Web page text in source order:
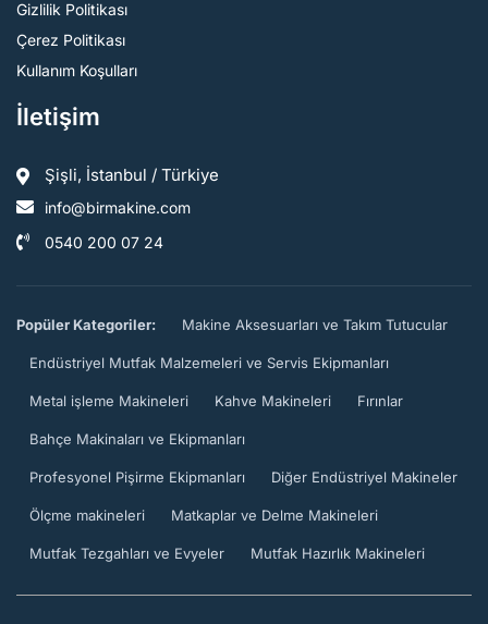
Gizlilik Politikası
Çerez Politikası
Kullanım Koşulları
İletişim
Şişli, İstanbul / Türkiye
info@birmakine.com
0540 200 07 24
Popüler Kategoriler: Makine Aksesuarları ve Takım Tutucular
Endüstriyel Mutfak Malzemeleri ve Servis Ekipmanları
Metal işleme Makineleri Kahve Makineleri Fırınlar
Bahçe Makinaları ve Ekipmanları
Profesyonel Pişirme Ekipmanları Diğer Endüstriyel Makineler
Ölçme makineleri Matkaplar ve Delme Makineleri
Mutfak Tezgahları ve Evyeler Mutfak Hazırlık Makineleri